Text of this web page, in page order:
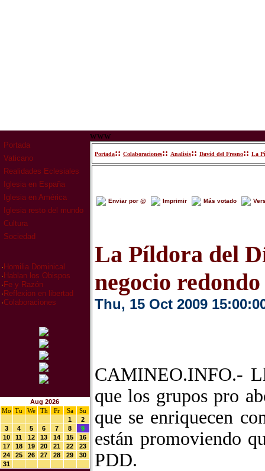
Portada
Vaticano
Realidades Eclesiales
Iglesia en España
Iglesia en América
Iglesia resto del mundo
Cultura
Sociedad
· Homilia Dominical
· Hablan los Obispos
· Fe y Razón
· Reflexion en libertad
·Colaboraciones
Aug 2026
Mo
Tu We Th Fr Sa
Su
1
2
3
4 5 6 7 8
9
10
11 12 13 14 15
16
17
18 19 20 21 22
23
24
25 26 27 28 29
30
31
www
Portada:: Colaboraciones:: Analisis:: David del Fresno:: La
Enviar por @ Imprimir Más votado
La Píldora del
negocio redondo
Thu, 15 Oct 2009
CAMINEO.INFO.-
que los grupos pro
que se enriquecen
están promoviendo
PDD.